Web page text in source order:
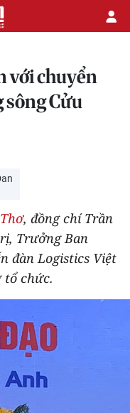
với chuyển
sông Cửu
, đồng chí Trần
Trưởng Ban
đàn Logistics Việt
tổ chức.